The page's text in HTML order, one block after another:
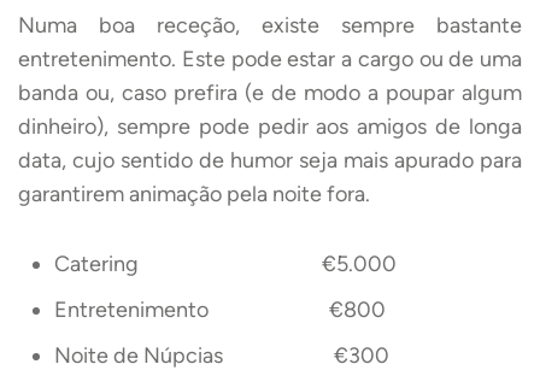
Numa boa receção, existe sempre bastante
entretenimento. Este pode estar a cargo ou de uma
banda ou, caso prefira (e de modo a poupar algum
dinheiro), sempre pode pedir aos amigos de longa
data, cujo sentido de humor seja mais apurado para
garantirem animação pela noite fora.
Catering €5.000
Entretenimento €800
Noite de Núpcias €300